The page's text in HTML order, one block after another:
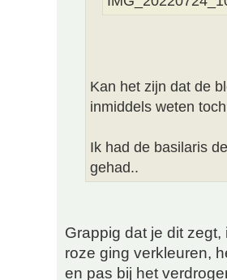
Kan het zijn dat de
inmiddels weten
Ik had de basilaris
gehad..
Grappig dat je dit
roze ging verkleuren,
en pas bij het